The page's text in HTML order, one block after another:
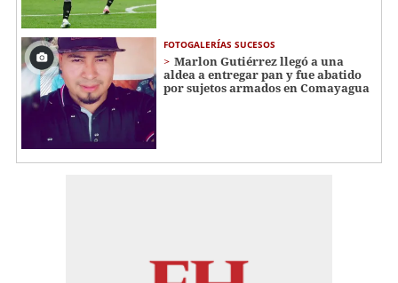
FOTOGALERÍAS SUCESOS
Marlon Gutiérrez llegó a una
aldea a entregar pan y fue abatido
por sujetos armados en Comayagua